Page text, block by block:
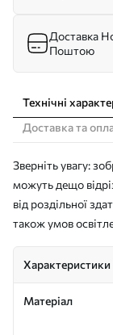
Доставка
Поштою
Технічні
Доставка та
Зверніть увагу:
можуть дещо
від роздільної
також умов
Характеристики
Матеріал